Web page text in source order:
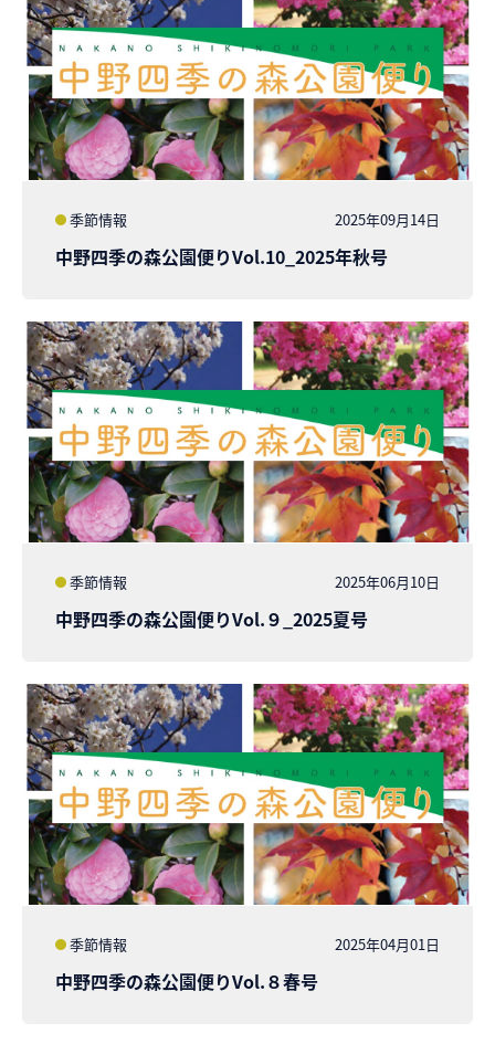
季節情報 2025年09月14日
中野四季の森公園便りVol.10_2025年秋号
季節情報 2025年06月10日
中野四季の森公園便りVol.９_2025夏号
季節情報 2025年04月01日
中野四季の森公園便りVol.８春号